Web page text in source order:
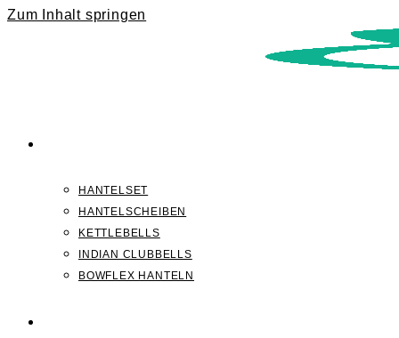
Zum Inhalt springen
HANTELSET
HANTELSCHEIBEN
KETTLEBELLS
INDIAN CLUBBELLS
BOWFLEX HANTELN